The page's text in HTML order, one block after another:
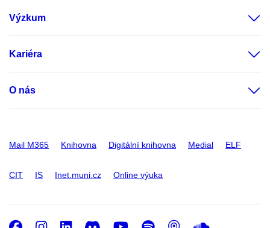
Výzkum
Kariéra
O nás
Mail M365 Knihovna Digitální knihovna Medial ELF
CIT IS Inet.muni.cz Online výuka